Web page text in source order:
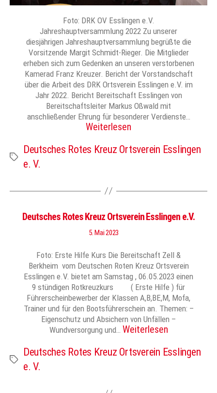
Foto: DRK OV Esslingen e.V.
Jahreshauptversammlung 2022 Zu unserer
diesjährigen Jahreshauptversammlung begrüßte die
Vorsitzende Margit Schmidt-Rieger. Die Mitglieder
erheben sich zum Gedenken an unseren verstorbenen
Kamerad Franz Kreuzer. Bericht der Vorstandschaft
über die Arbeit des DRK Ortsverein Esslingen e.V. im
Jahr 2022. Bericht Bereitschaft Esslingen von
Bereitschaftsleiter Markus Oßwald mit
anschließender Ehrung für besonderer Verdienste…
Weiterlesen
Schlagwörter
Deutsches Rotes Kreuz Ortsverein Esslingen
e. V.
Deutsches Rotes Kreuz Ortsverein Esslingen e.V.
5. Mai 2023
Foto: Erste Hilfe Kurs Die Bereitschaft Zell &
Berkheim vom Deutschen Roten Kreuz Ortsverein
Esslingen e.V. bietet am Samstag , 06.05.2023 einen
9 stündigen Rotkreuzkurs ( Erste Hilfe ) für
Führerscheinbewerber der Klassen A,B,BE,M, Mofa,
Trainer und für den Bootsführerschein an. Themen: –
Eigenschutz und Absichern von Unfällen –
Wundversorgung und… Weiterlesen
Schlagwörter
Deutsches Rotes Kreuz Ortsverein Esslingen
e. V.